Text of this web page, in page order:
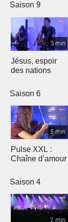
Saison 9
3 min
Jésus, espoir
des nations
Saison 6
5 min
Pulse XXL :
Chaîne d’amour
Saison 4
2 min